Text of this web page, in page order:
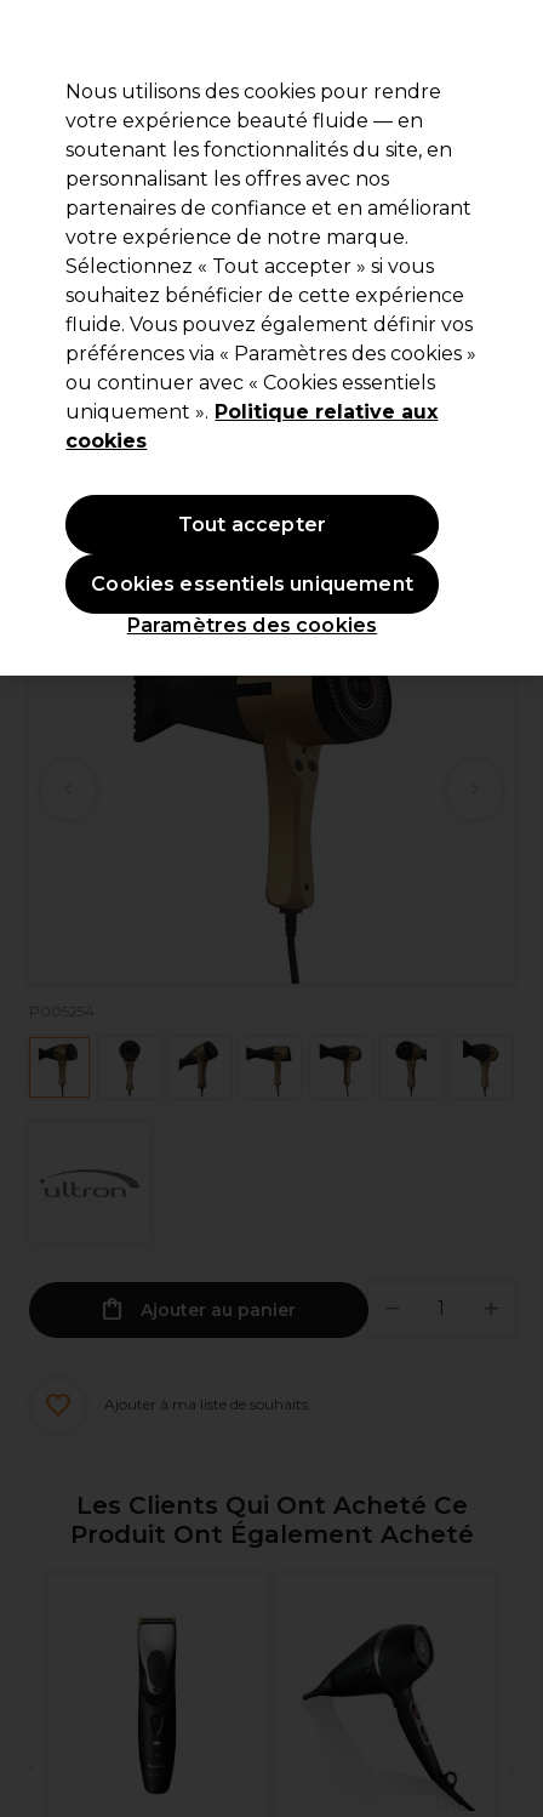
Se connecter
Marques Bons plans Coiffure Electro et Matériel
Livraison et délais
lire la suite
Ultron
Ultron Notus Deluxe sèche-cheveux
high-tech moteur digital brushless
Limited Edition Gold
(1)
323,94 €
EXCLUSIF
P005254
Ajouter au panier
Ajouter à ma liste de souhaits
Les Clients Qui Ont Acheté Ce
Produit Ont Également Acheté
Nous utilisons des cookies pour rendre
votre expérience beauté fluide — en
soutenant les fonctionnalités du site, en
personnalisant les offres avec nos
partenaires de confiance et en améliorant
votre expérience de notre marque.
Sélectionnez « Tout accepter » si vous
souhaitez bénéficier de cette expérience
fluide. Vous pouvez également définir vos
préférences via « Paramètres des cookies »
ou continuer avec « Cookies essentiels
uniquement ». Politique relative aux
cookies
Paramètres des cookies
Cookies essentiels uniquement
Tout accepter